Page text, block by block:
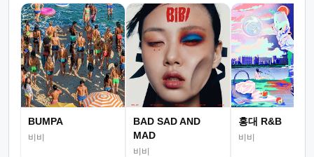
BUMPA
비비
BAD SAD AND
MAD
비비
홍대 R&B
비비